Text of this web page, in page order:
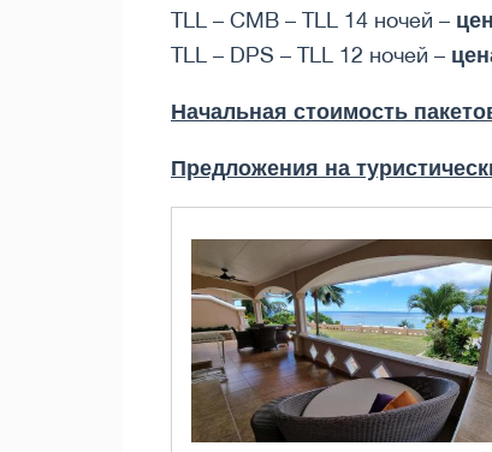
TLL – CMB – TLL 14 ночей –
TLL – DPS – TLL 12 ночей –
Начальная стоимость
Предложения на